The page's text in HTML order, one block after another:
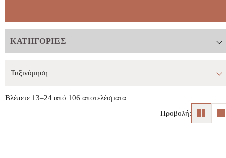
ΚΑΤΗΓΟΡΊΕΣ
Βλέπετε 13–24 από 106 αποτελέσματα
Προβολή: